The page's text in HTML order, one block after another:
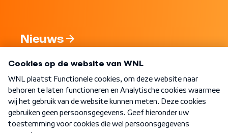
Nieuws
Nieuwsbrief
Word Lid